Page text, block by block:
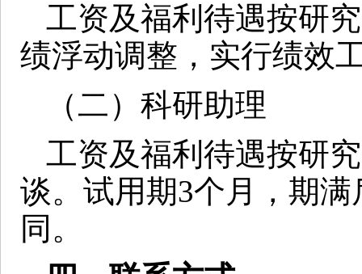
工资及福利待遇按研
绩浮动调整，实行绩效
（二）科研助理
工资及福利待遇按研
谈。试用期3个月，期
同。